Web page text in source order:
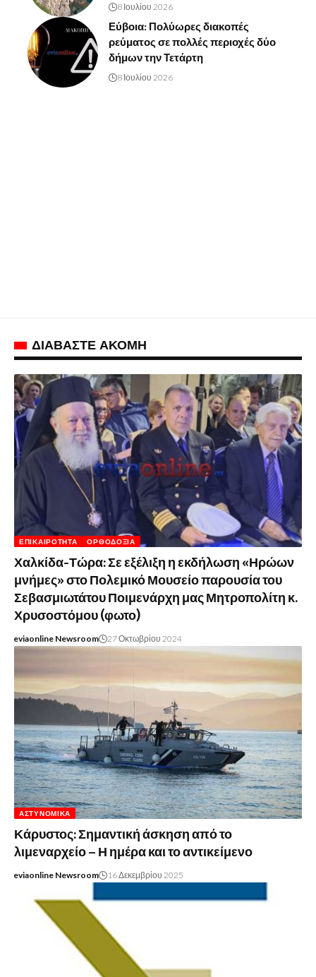
8 Ιουλίου 2026
Εύβοια: Πολύωρες διακοπές
ρεύματος σε πολλές περιοχές δύο
δήμων την Τετάρτη
8 Ιουλίου 2026
ΔΙΑΒΑΣΤΕ ΑΚΟΜΗ
ΕΠΙΚΑΙΡΌΤΗΤΑ ΟΡΘΟΔΟΞΊΑ
Χαλκίδα-Τώρα: Σε εξέλιξη η εκδήλωση «Ηρώων
μνήμες» στο Πολεμικό Μουσείο παρουσία του
Σεβασμιωτάτου Ποιμενάρχη μας Μητροπολίτη κ.
Χρυσοστόμου (φωτο)
eviaonline Newsroom 27 Οκτωβρίου 2024
ΑΣΤΥΝΟΜΙΚΆ
Κάρυστος: Σημαντική άσκηση από το
λιμεναρχείο – Η ημέρα και το αντικείμενο
eviaonline Newsroom 16 Δεκεμβρίου 2025